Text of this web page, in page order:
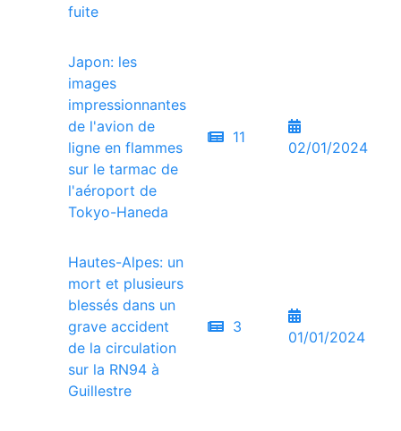
fuite
Japon: les
images
impressionnantes
de l'avion de
ligne en flammes
sur le tarmac de
l'aéroport de
Tokyo-Haneda
11
02/01/2024
Hautes-Alpes: un
mort et plusieurs
blessés dans un
grave accident
de la circulation
sur la RN94 à
Guillestre
3
01/01/2024